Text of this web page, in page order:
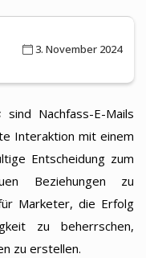
3. November 2024
sind Nachfass-E-Mails
Interaktion mit einem
Entscheidung zum
Beziehungen zu
Marketer, die Erfolg
zu beherrschen,
zu erstellen.